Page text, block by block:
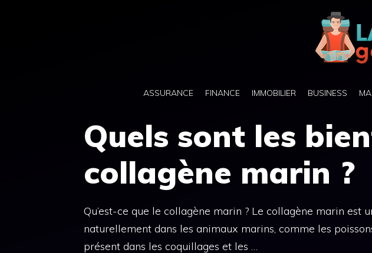
ASSURANCE FINANCE IMMOBILIER BUSINESS
Quels sont les
collagène marin ?
Qu’est-ce que le collagène marin ? Le collagène marin est
naturellement dans les animaux marins, comme les
présent dans les coquillages et les …